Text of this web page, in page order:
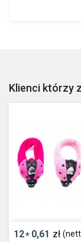
Klienci którzy
12* 0,61 zł